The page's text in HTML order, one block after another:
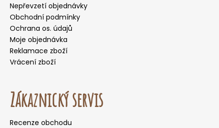
Nepřevzetí objednávky
Obchodní podmínky
Ochrana os. údajů
Moje objednávka
Reklamace zboží
Vrácení zboží
Zákaznický servis
Recenze obchodu